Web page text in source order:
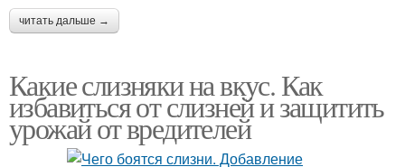
читать дальше →
Какие слизняки на вкус. Как
избавиться от слизней и защитить
урожай от вредителей